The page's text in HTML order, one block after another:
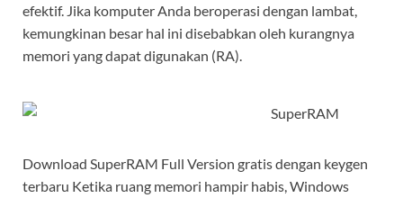
efektif. Jika komputer Anda beroperasi dengan lambat,
kemungkinan besar hal ini disebabkan oleh kurangnya
memori yang dapat digunakan (RA).
Download SuperRAM Full Version gratis dengan keygen
terbaru Ketika ruang memori hampir habis, Windows